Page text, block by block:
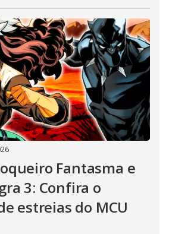
Fantasma e
3: Confira o
estreias do MCU